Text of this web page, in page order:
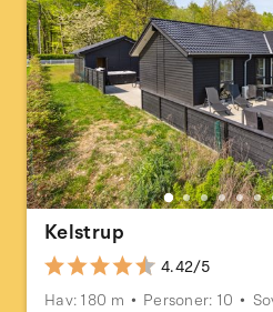
Kelstrup
4.42/5
Hav: 180 m
Personer: 10